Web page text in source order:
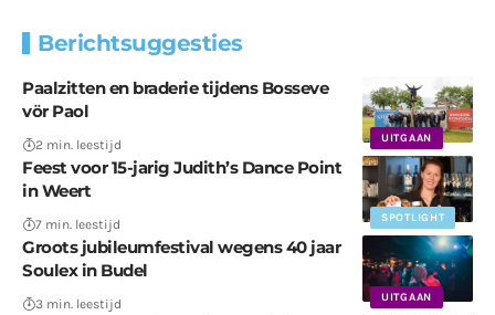
Berichtsuggesties
UITGAAN
Paalzitten en braderie tijdens Bosseve
vör Paol
2 min. leestijd
SPOTLIGHT
Feest voor 15-jarig Judith’s Dance Point
in Weert
7 min. leestijd
UITGAAN
Groots jubileumfestival wegens 40 jaar
Soulex in Budel
3 min. leestijd